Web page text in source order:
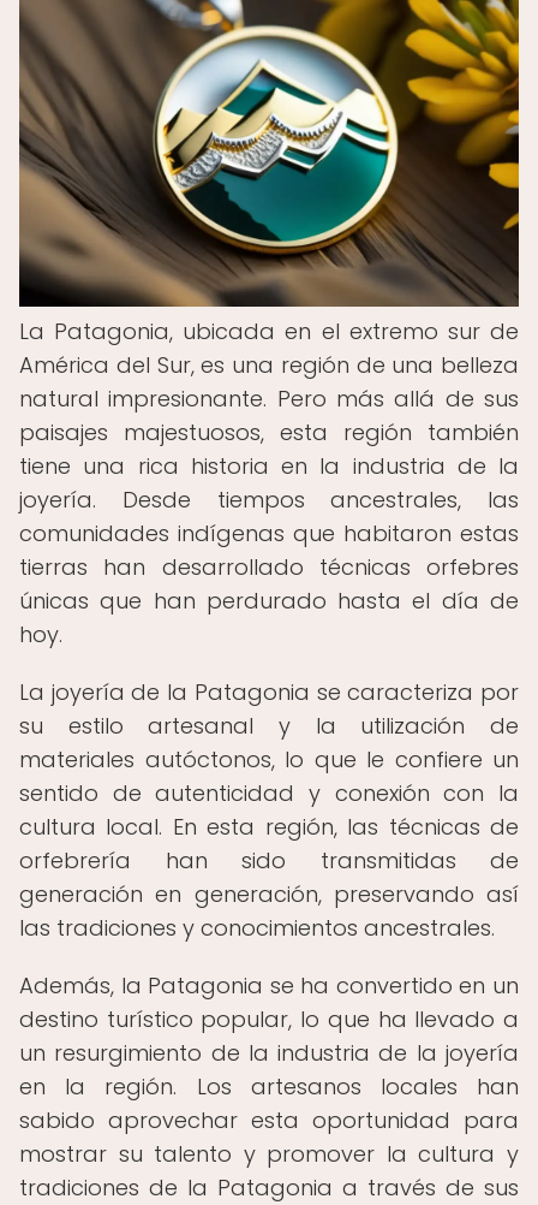
La Patagonia, ubicada en el extremo sur de
América del Sur, es una región de una belleza
natural impresionante. Pero más allá de sus
paisajes majestuosos, esta región también
tiene una rica historia en la industria de la
joyería. Desde tiempos ancestrales, las
comunidades indígenas que habitaron estas
tierras han desarrollado técnicas orfebres
únicas que han perdurado hasta el día de
hoy.
La joyería de la Patagonia se caracteriza por
su estilo artesanal y la utilización de
materiales autóctonos, lo que le confiere un
sentido de autenticidad y conexión con la
cultura local. En esta región, las técnicas de
orfebrería han sido transmitidas de
generación en generación, preservando así
las tradiciones y conocimientos ancestrales.
Además, la Patagonia se ha convertido en un
destino turístico popular, lo que ha llevado a
un resurgimiento de la industria de la joyería
en la región. Los artesanos locales han
sabido aprovechar esta oportunidad para
mostrar su talento y promover la cultura y
tradiciones de la Patagonia a través de sus